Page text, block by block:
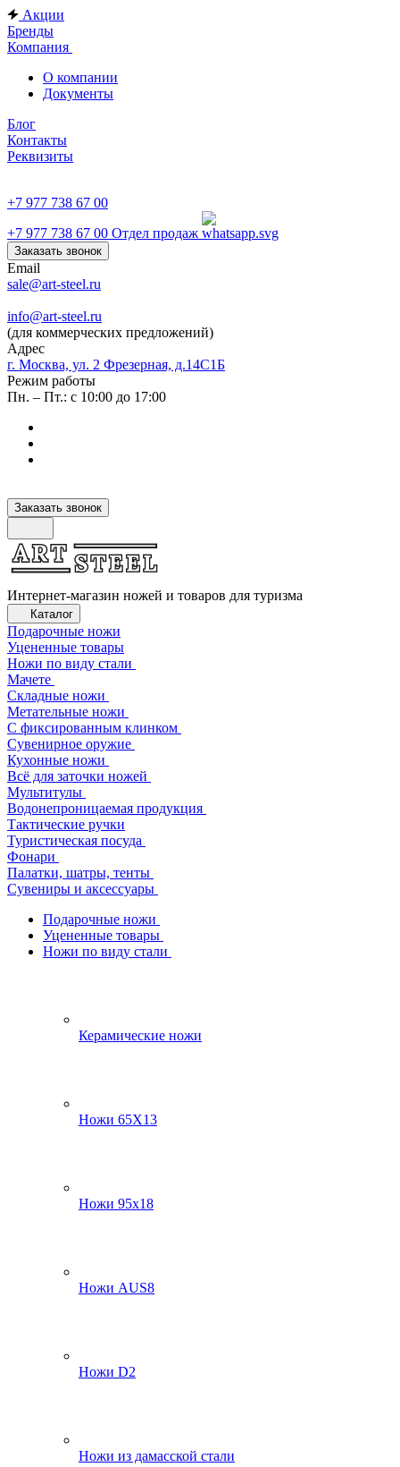
Акции
Бренды
Компания
О компании
Документы
Блог
Контакты
Реквизиты
+7 977 738 67 00
+7 977 738 67 00 Отдел продаж
Заказать звонок
Email
sale@art-steel.ru
info@art-steel.ru
(для коммерческих предложений)
Адрес
г. Москва, ул. 2 Фрезерная, д.14С1Б
Режим работы
Пн. – Пт.: с 10:00 до 17:00
Заказать звонок
Интернет-магазин ножей и товаров для туризма
Каталог
Подарочные ножи
Уцененные товары
Ножи по виду стали
Мачете
Складные ножи
Метательные ножи
С фиксированным клинком
Сувенирное оружие
Кухонные ножи
Всё для заточки ножей
Мультитулы
Водонепроницаемая продукция
Тактические ручки
Туристическая посуда
Фонари
Палатки, шатры, тенты
Сувениры и аксессуары
Подарочные ножи
Уцененные товары
Ножи по виду стали
Керамические ножи
Ножи 65Х13
Ножи 95х18
Ножи AUS8
Ножи D2
Ножи из дамасской стали